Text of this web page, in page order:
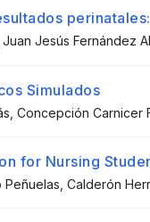
, Juan Jesús Fernández
Simulados
, Concepción Carnicer
for Nursing
Peñuelas , Calderón